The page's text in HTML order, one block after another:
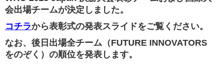
会出場チームが決定しました。
コチラから表彰式の発表スライドをご覧ください。
なお、後日出場全チーム（FUTURE INNOVATORS
をのぞく）の順位を発表します。